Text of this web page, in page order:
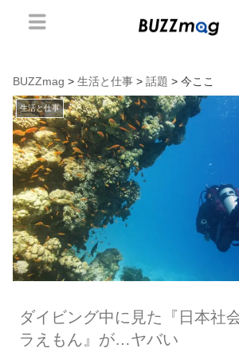
BUZZmag > 生活と仕事 > 話題 > 今ここ
生活と仕事
ダイビング中に見た『日本社
ラえもん』が…ヤバい